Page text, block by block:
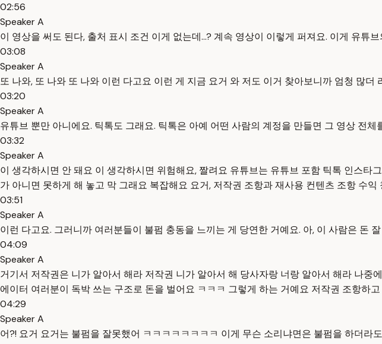
02:56
Speaker A
이 영상을 써도 된다, 출처 표시 조건 이게 없는데...? 계속 영상이 이렇게 퍼져요. 이게 유튜
03:08
Speaker A
또 나와, 또 나와 또 나와 이런 다고요 이런 게 지금 요거 와 저도 이거 찾아보니까 엄청 많더
03:20
Speaker A
유튜브 뿐만 아니에요. 틱톡도 그래요. 틱톡은 아예 어떤 사람의 계정을 만들면 그 영상 전체
03:32
Speaker A
이 생각하시면 안 돼요 이 생각하시면 위험해요, 짤려요 유튜브는 유튜브 포함 틱톡 인스
가 아니면 못하게 해 놓고 막 그래요 복잡해요 요거, 저작권 조항과 재사용 컨텐츠 조항 수익
03:51
Speaker A
이런 다고요. 그러니까 여러분들이 불펌 충동을 느끼는 게 당연한 거예요. 아, 이 사람은 돈
04:09
Speaker A
거기서 저작권은 니가 알아서 해라 저작권 니가 알아서 해 당사자랑 너랑 알아서 해라 나
에이터 여러분이 독박 쓰는 구조로 돈을 벌어요 ㅋㅋㅋ 그렇게 하는 거예요 저작권 조항하고
04:29
Speaker A
어?! 요거 요거는 불펌을 잘못했어 ㅋㅋㅋㅋㅋㅋㅋㅋ 이게 무슨 소리냐면은 불펌을 하더